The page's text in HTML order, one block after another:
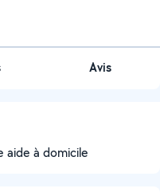
Avis
aide à domicile